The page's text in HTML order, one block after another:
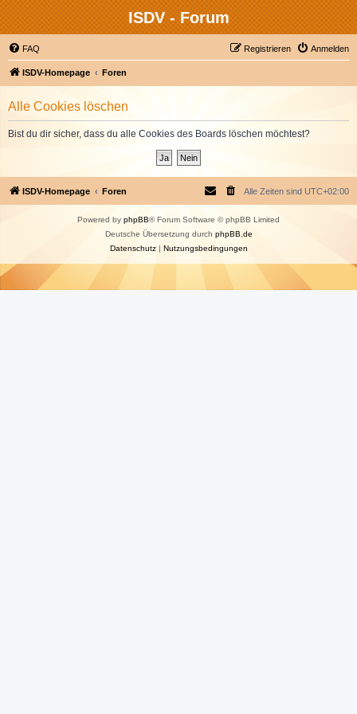
ISDV - Forum
FAQ Anmelden
Registrieren
ISDV-Homepage Foren
Alle Cookies löschen
Bist du dir sicher, dass du alle Cookies des Boards löschen möchtest?
ISDV-Homepage Foren Alle Zeiten sind UTC+02:00
Powered by phpBB® Forum Software © phpBB Limited
Deutsche Übersetzung durch phpBB.de
Datenschutz| Nutzungsbedingungen